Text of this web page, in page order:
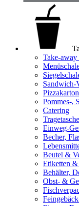
Take-away
Sandwich-
Pommes-,
Catering
Einweg-
Becher,
Beutel &
Etiketten
Behälter,
Obst- &